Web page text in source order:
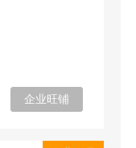
企业旺铺